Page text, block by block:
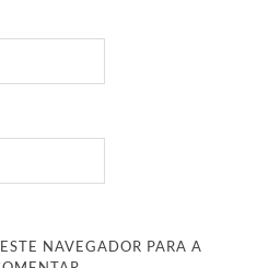
NAVEGADOR PARA A